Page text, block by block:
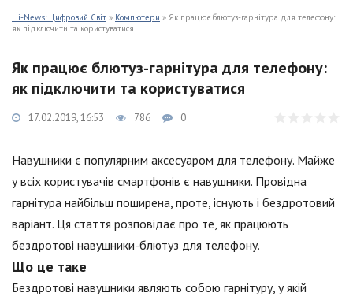
Hi-News: Цифровий Світ » Компютери » Як працює блютуз-гарнітура для телефону:
як підключити та користуватися
Як працює блютуз-гарнітура для телефону:
як підключити та користуватися
17.02.2019, 16:53 786 0
Навушники є популярним аксесуаром для телефону. Майже
у всіх користувачів смартфонів є навушники. Провідна
гарнітура найбільш поширена, проте, існують і бездротовий
варіант. Ця стаття розповідає про те, як працюють
бездротові навушники-блютуз для телефону.
Що це таке
Бездротові навушники являють собою гарнітуру, у якій